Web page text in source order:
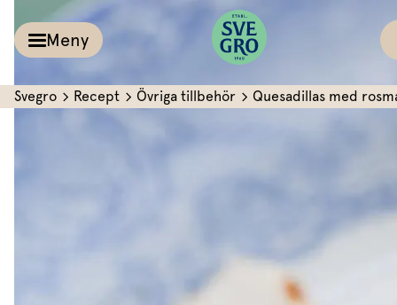
Meny
Pesto
Kalla såser
Aioli
Svegro Recept Övriga tillbehör Quesadillas med